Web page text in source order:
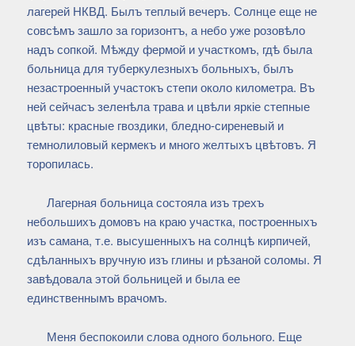
лагерей НКВД. Былъ теплый вечеръ. Солнце еще не
совсѣмъ зашло за горизонтъ, а небо уже розовѣло
надъ сопкой. Мѣжду фермой и участкомъ, гдѣ была
больница для туберкулезныхъ больныхъ, былъ
незастроенный участокъ степи около километра. Въ
ней сейчасъ зеленѣла трава и цвѣли яркіе степные
цвѣты: красные гвоздики, бледно-сиреневый и
темнолиловый кермекъ и много желтыхъ цвѣтовъ. Я
торопилась.
Лагерная больница состояла изъ трехъ
небольшихъ домовъ на краю участка, построенныхъ
изъ самана, т.е. высушенныхъ на солнцѣ кирпичей,
сдѣланныхъ вручную изъ глины и рѣзаной соломы. Я
завѣдовала этой больницей и была ее
единственнымъ врачомъ.
Меня беспокоили слова одного больного. Еще